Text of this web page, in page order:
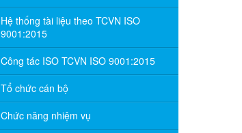
Hệ thống tài liệu theo TCVN ISO
9001:2015
Công tác ISO TCVN ISO 9001:2015
Tổ chức cán bộ
Chức năng nhiệm vụ